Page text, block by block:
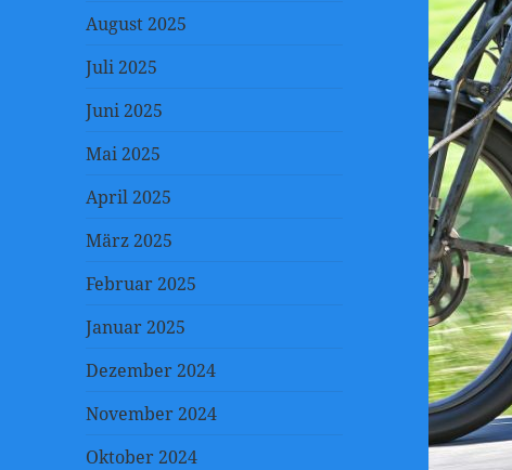
August 2025
Juli 2025
Juni 2025
Mai 2025
April 2025
März 2025
Februar 2025
Januar 2025
Dezember 2024
November 2024
Oktober 2024